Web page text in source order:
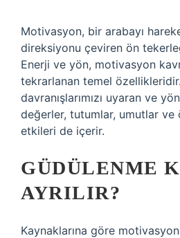
Motivasyon, bir arabayı
direksiyonu çeviren ön
Enerji ve yön, motivasyon
tekrarlanan temel
davranışlarımızı uyaran ve
değerler, tutumlar, umutlar
etkileri de içerir.
GÜDÜLENME
AYRILIR?
Kaynaklarına göre